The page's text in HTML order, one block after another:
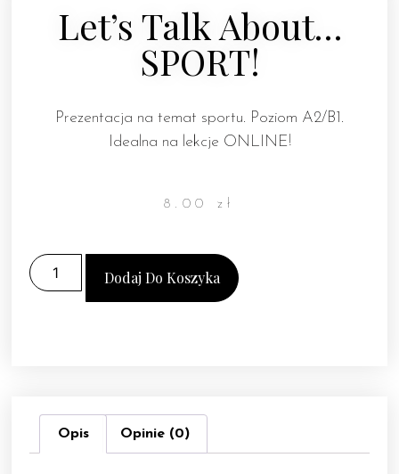
Let’s Talk About…
SPORT!
Prezentacja na temat sportu. Poziom A2/B1.
Idealna na lekcje ONLINE!
8.00zł
Dodaj Do Koszyka
Opis Opinie (0)